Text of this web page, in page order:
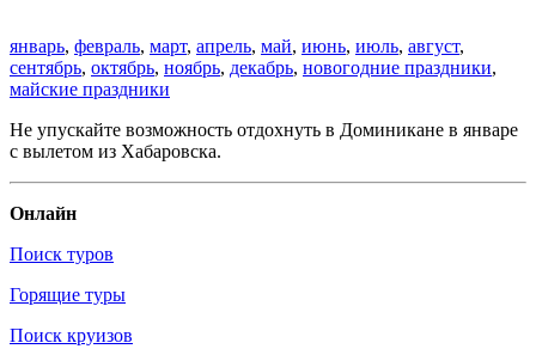
январь, февраль, март, апрель, май, июнь, июль, август,
сентябрь, октябрь, ноябрь, декабрь, новогодние праздники,
майские праздники
Не упускайте возможность отдохнуть в Доминикане в январе
с вылетом из Хабаровска.
Онлайн
Поиск туров
Горящие туры
Поиск круизов